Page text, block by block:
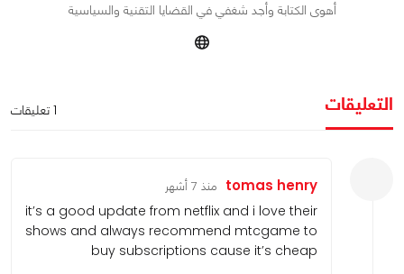
أهوى الكتابة وأجد شغفي في القضايا التقنية والسياسية
التعليقات 1 تعليقات
tomas henry منذ 7 أشهر
it’s a good update from netflix and i love their
shows and always recommend mtcgame to
buy subscriptions cause it’s cheap